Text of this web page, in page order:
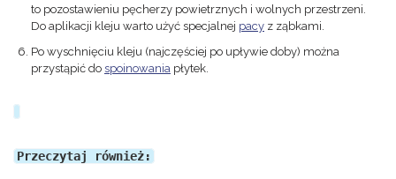
to pozostawieniu pęcherzy powietrznych i wolnych przestrzeni.
Do aplikacji kleju warto użyć specjalnej pacy z ząbkami.
Po wyschnięciu kleju (najczęściej po upływie doby) można
przystąpić do spoinowania płytek.
Przeczytaj również: